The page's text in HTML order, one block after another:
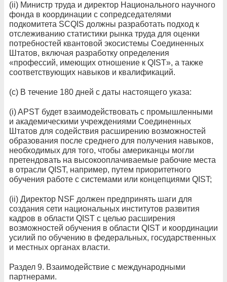
(ii) Министр труда и директор Национального научного
фонда в координации с сопредседателями
подкомитета SCQIS должны разработать подход к
отслеживанию статистики рынка труда для оценки
потребностей квантовой экосистемы Соединенных
Штатов, включая разработку определения
«профессий, имеющих отношение к QIST», а также
соответствующих навыков и квалификаций.
(c) В течение 180 дней с даты настоящего указа:
(i) APST будет взаимодействовать с промышленными
и академическими учреждениями Соединенных
Штатов для содействия расширению возможностей
образования после среднего для получения навыков,
необходимых для того, чтобы американцы могли
претендовать на высокооплачиваемые рабочие места
в отрасли QIST, например, путем приоритетного
обучения работе с системами или концепциями QIST;
(ii) Директор NSF должен предпринять шаги для
создания сети национальных институтов развития
кадров в области QIST с целью расширения
возможностей обучения в области QIST и координации
усилий по обучению в федеральных, государственных
и местных органах власти.
Раздел 9. Взаимодействие с международными
партнерами.